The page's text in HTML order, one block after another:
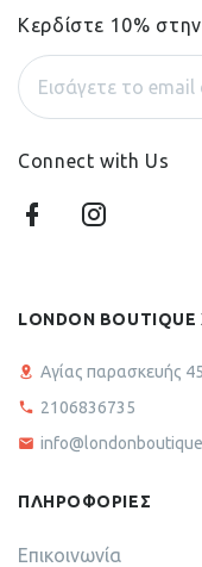
Κερδίστε 10%
Connect with Us
LONDON
Αγίας παρασκευής
2106836735
ΠΛΗΡΟΦΟΡΙΕΣ
Επικοινωνία